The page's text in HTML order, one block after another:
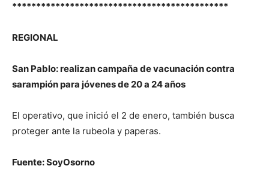
*********************************************
REGIONAL
San Pablo: realizan campaña de vacunación contra
sarampión para jóvenes de 20 a 24 años
El operativo, que inició el 2 de enero, también busca
proteger ante la rubeola y paperas.
Fuente: SoyOsorno